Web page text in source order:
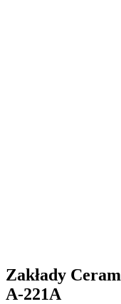
Zakłady
A-221A